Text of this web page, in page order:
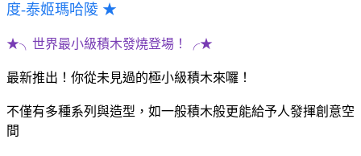
度-泰姬瑪哈陵 ★
★╮世界最小級積木發燒登場！╭★
最新推出！你從未見過的極小級積木來囉！
不僅有多種系列與造型，如一般積木般更能給予人發揮創意空
間